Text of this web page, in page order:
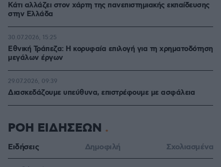
Κάτι αλλάζει στον χάρτη της πανεπιστημιακής εκπαίδευσης
στην Ελλάδα
Εθνική Τράπεζα: Η κορυφαία επιλογή για τη χρηματοδότηση
μεγάλων έργων
30.07.2026, 15:25
Διασκεδάζουμε υπεύθυνα, επιστρέφουμε με ασφάλεια
29.07.2026, 09:39
ΡΟΗ ΕΙΔΗΣΕΩΝ
Ειδήσεις Δημοφιλή Σχολιασμένα